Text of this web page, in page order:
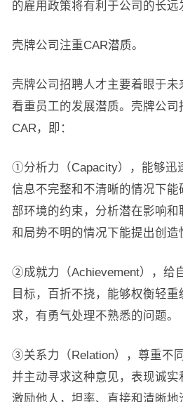
的雇用政策将有利于公司的长远
壳牌公司注重CAR潜质。
壳牌公司招聘人才主要着眼于
看重员工的发展潜质。壳牌公司
CAR，即：
①分析力（Capacity），能够迅
信息不完整和不清晰的情况下
部环境的约束，分析潜在影响和
和局势不明的情况下能提出创造
②成就力（Achievement），给
目标，百折不挠，能够权衡轻
求，有勇气处理不熟悉的问题。
③关系力（Relation），尊重不
并主动寻求这种意见，表现诚实
激励他人，坦率、直接和清晰